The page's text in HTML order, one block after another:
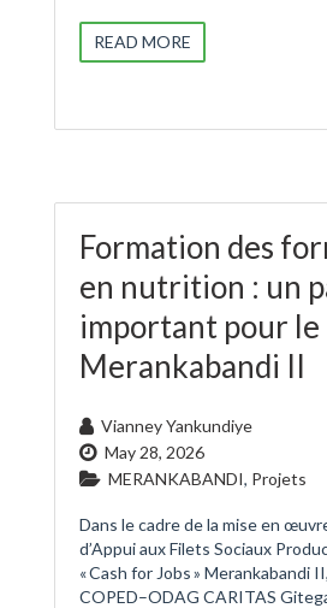
READ MORE
Formation des
en nutrition : un
important pour
Merankabandi II
Vianney Yankundiye
May 28, 2026
MERANKABANDI, Projets
Dans le cadre de la mise en
d’Appui aux Filets Sociaux
« Cash for Jobs » Merankabandi
COPED–ODAG CARITAS